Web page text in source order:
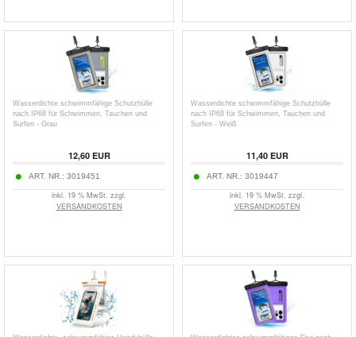
Wasserdichte schwimmfähige Schutzhülle
nach IP68 für Schwimmen, Tauchen und
Surfen - Grau
12,60EUR
ART. NR.: 3019451
inkl. 19 % MwSt. zzgl.
VERSANDKOSTEN
Wasserdichte schwimmfähige Schutzhülle
nach IP68 für Schwimmen, Tauchen und
Surfen - Weiß
11,40EUR
ART. NR.: 3019447
inkl. 19 % MwSt. zzgl.
VERSANDKOSTEN